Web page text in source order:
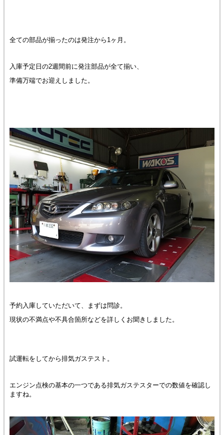
全ての部品が揃ったのは発注から1ヶ月。
入庫予定日の2週間前に発注部品が全て揃い、
準備万端でお迎えしました。
予約入庫していただいて、まずは問診。
現状の不満点や不具合箇所などを詳しくお聞きしました。
試運転をしてから排気ガステスト。
エンジン点検の基本の一つである排気ガステスターでの数値を確認し
ますね。